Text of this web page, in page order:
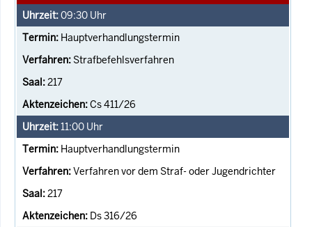
09:30 Uhr
Hauptverhandlungstermin
Strafbefehlsverfahren
217
Cs 411/26
11:00 Uhr
Hauptverhandlungstermin
Verfahren vor dem Straf- oder Jugendrichter
217
Ds 316/26